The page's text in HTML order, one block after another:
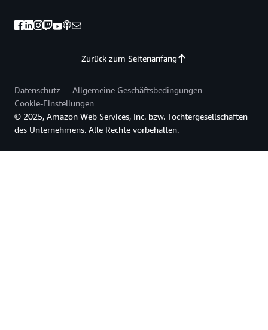
Zurück zum Seitenanfang
Datenschutz
Allgemeine Geschäftsbedingungen
Cookie-Einstellungen
© 2025, Amazon Web Services, Inc. bzw. Tochtergesellschaften
des Unternehmens. Alle Rechte vorbehalten.